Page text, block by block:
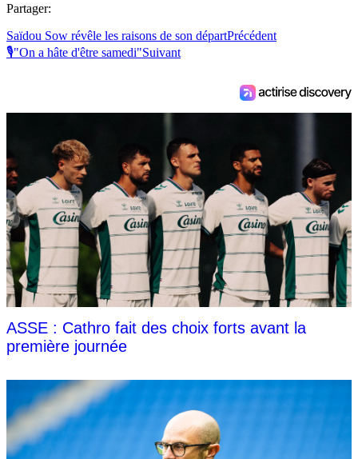
Partager:
Saïdou Sow révêle les raisons de son départPrécédent
🎙"On a hâte d'être samedi"Suivant
ASSE : Cathro fait des choix forts avant la
première journée